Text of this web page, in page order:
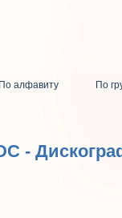
По алфавиту
По
-